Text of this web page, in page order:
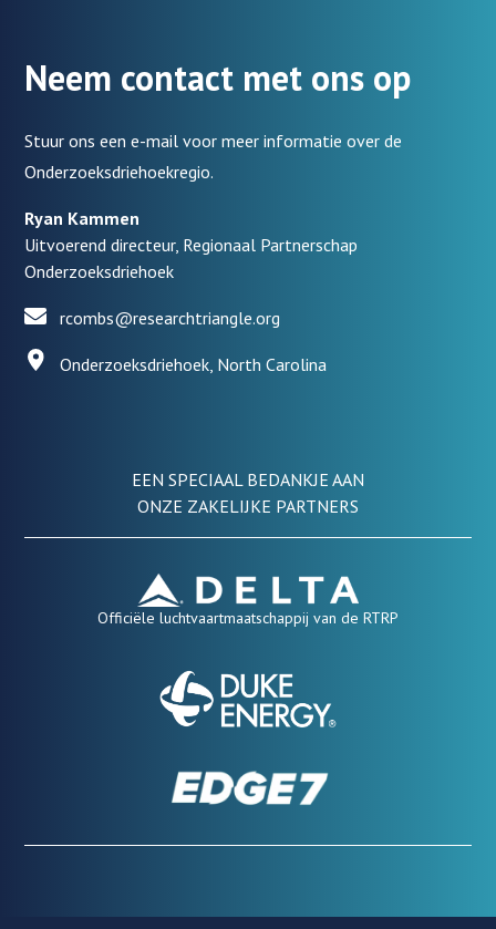
Neem contact met ons op
Stuur ons een e-mail voor meer informatie over de
Onderzoeksdriehoekregio.
Ryan Kammen
Uitvoerend directeur, Regionaal Partnerschap
Onderzoeksdriehoek
rcombs@researchtriangle.org
Onderzoeksdriehoek, North Carolina
EEN SPECIAAL BEDANKJE AAN
ONZE ZAKELIJKE PARTNERS
Officiële luchtvaartmaatschappij van de RTRP